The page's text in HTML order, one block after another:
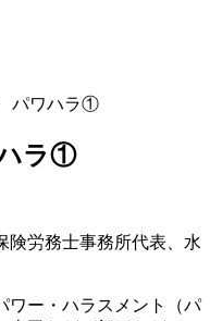
パワハラ①
ラ①
険労務士事務所代表、水
ワー・ハラスメント（パ